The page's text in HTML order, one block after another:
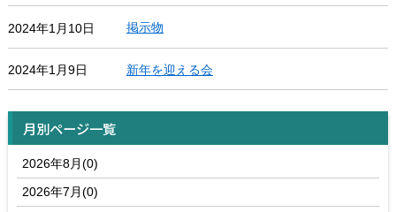
2024年1月10日 掲示物
2024年1月9日 新年を迎える会
月別ページ一覧
2026年8月(0)
2026年7月(0)